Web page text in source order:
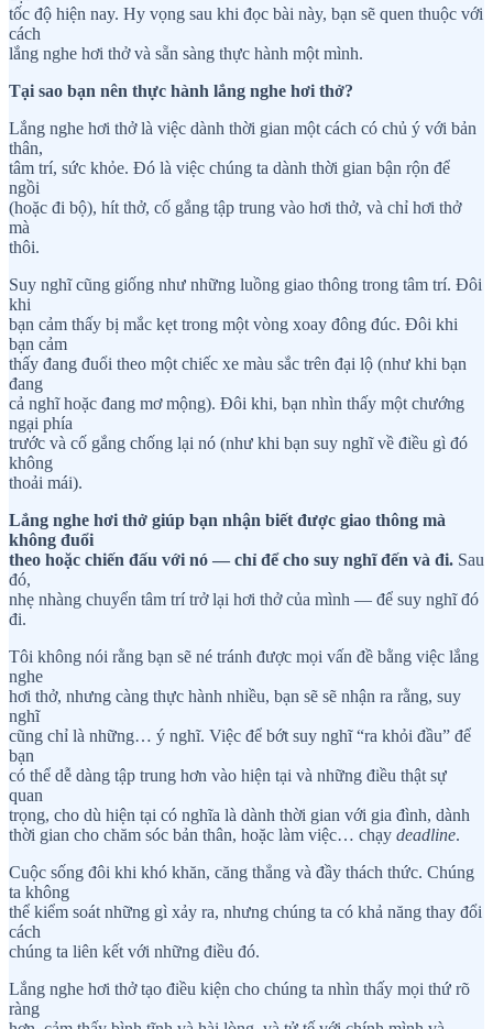
tốc độ hiện nay. Hy vọng sau khi đọc bài này, bạn sẽ quen thuộc với
cách
lắng nghe hơi thở và sẵn sàng thực hành một mình.
Tại sao bạn nên thực hành lắng nghe hơi thở?
Lắng nghe hơi thở là việc dành thời gian một cách có chủ ý với bản
thân,
tâm trí, sức khỏe. Đó là việc chúng ta dành thời gian bận rộn để
ngồi
(hoặc đi bộ), hít thở, cố gắng tập trung vào hơi thở, và chỉ hơi thở
mà
thôi.
Suy nghĩ cũng giống như những luồng giao thông trong tâm trí. Đôi
khi
bạn cảm thấy bị mắc kẹt trong một vòng xoay đông đúc. Đôi khi
bạn cảm
thấy đang đuổi theo một chiếc xe màu sắc trên đại lộ (như khi bạn
đang
cả nghĩ hoặc đang mơ mộng). Đôi khi, bạn nhìn thấy một chướng
ngại phía
trước và cố gắng chống lại nó (như khi bạn suy nghĩ về điều gì đó
không
thoải mái).
Lắng nghe hơi thở giúp bạn nhận biết được giao thông mà
không đuổi
theo hoặc chiến đấu với nó — chỉ để cho suy nghĩ đến và đi. Sau
đó,
nhẹ nhàng chuyển tâm trí trở lại hơi thở của mình — để suy nghĩ đó
đi.
Tôi không nói rằng bạn sẽ né tránh được mọi vấn đề bằng việc lắng
nghe
hơi thở, nhưng càng thực hành nhiều, bạn sẽ sẽ nhận ra rằng, suy
nghĩ
cũng chỉ là những… ý nghĩ. Việc để bớt suy nghĩ “ra khỏi đầu” để
bạn
có thể dễ dàng tập trung hơn vào hiện tại và những điều thật sự
quan
trọng, cho dù hiện tại có nghĩa là dành thời gian với gia đình, dành
thời gian cho chăm sóc bản thân, hoặc làm việc… chạy deadline.
Cuộc sống đôi khi khó khăn, căng thẳng và đầy thách thức. Chúng
ta không
thể kiểm soát những gì xảy ra, nhưng chúng ta có khả năng thay đổi
cách
chúng ta liên kết với những điều đó.
Lắng nghe hơi thở tạo điều kiện cho chúng ta nhìn thấy mọi thứ rõ
ràng